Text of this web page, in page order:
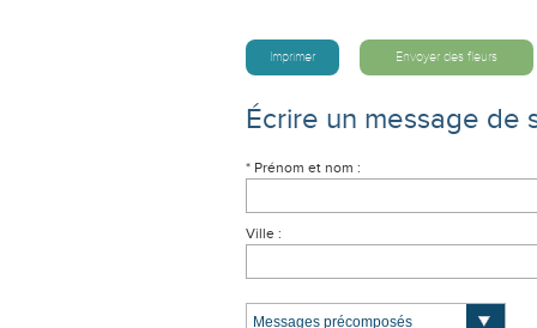
Imprimer Envoyer des fleurs
Écrire un message de
* Prénom et nom :
Ville :